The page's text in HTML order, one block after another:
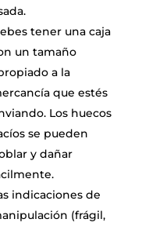
tener una caja
un tamaño
a la
que estés
Los huecos
se pueden
y dañar
indicaciones de
(frágil,